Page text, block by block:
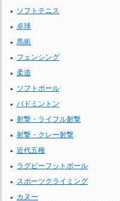
ソフトテニス
卓球
馬術
フェンシング
柔道
ソフトボール
バドミントン
射撃・ライフル射撃
射撃・クレー射撃
近代五種
ラグビーフットボール
スポーツクライミング
カヌー